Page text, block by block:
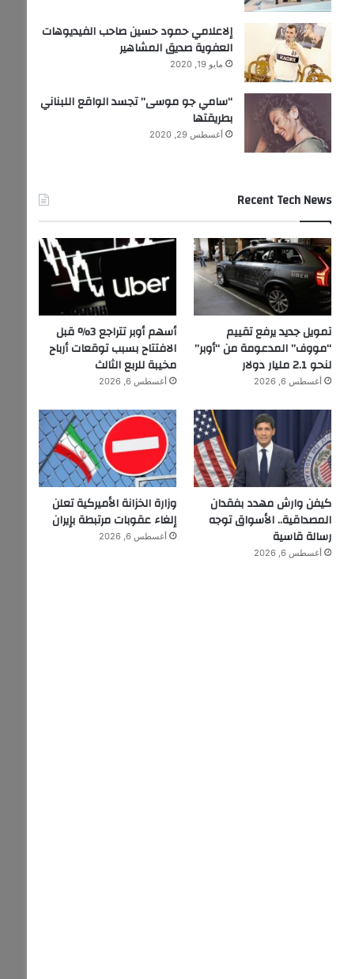
إلاعلامي حمود حسين صاحب الفيديوهات
العفوية صديق المشاهير
مايو 19, 2020
“سامي جو موسى” تجسد الواقع اللبناني
بطريقتها
أغسطس 29, 2020
Recent Tech News
تمويل جديد يرفع تقييم
“مووف” المدعومة من “أوبر”
لنحو 2.1 مليار دولار
أغسطس 6, 2026
أسهم أوبر تتراجع 3% قبل
الافتتاح بسبب توقعات أرباح
مخيبة للربع الثالث
أغسطس 6, 2026
كيفن وارش مهدد بفقدان
المصداقية.. الأسواق توجه
رسالة قاسية
أغسطس 6, 2026
وزارة الخزانة الأميركية تعلن
إلغاء عقوبات مرتبطة بإيران
أغسطس 6, 2026